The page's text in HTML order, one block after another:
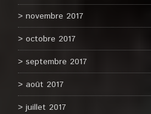
novembre 2017
octobre 2017
septembre 2017
août 2017
juillet 2017